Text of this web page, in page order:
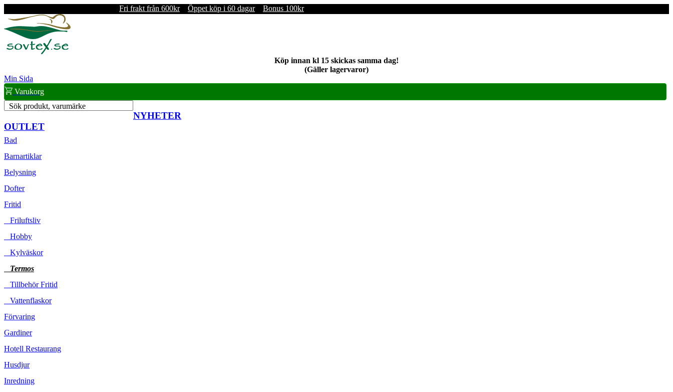
Fri frakt från 600kr Öppet köp i 60 dagar Bonus 100kr
Köp innan kl 15 skickas samma dag!
(Gäller lagervaror)
Min Sida
Varukorg
Sök produkt, varumärke
NYHETER
OUTLET
Bad
Barnartiklar
Belysning
Dofter
Fritid
Friluftsliv
Hobby
Kylväskor
Termos
Tillbehör Fritid
Vattenflaskor
Förvaring
Gardiner
Hotell Restaurang
Husdjur
Inredning